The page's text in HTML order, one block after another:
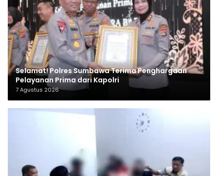
Selamat! Polres Sumbawa Terima Penghargaan
Pelayanan Prima dari Kapolri
7 Agustus 2026